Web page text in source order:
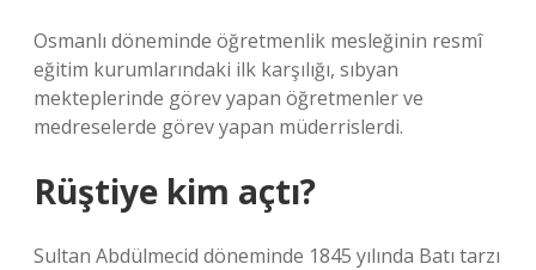
Osmanlı döneminde öğretmenlik mesleğinin resmî
eğitim kurumlarındaki ilk karşılığı, sıbyan
mekteplerinde görev yapan öğretmenler ve
medreselerde görev yapan müderrislerdi.
Rüştiye kim açtı?
Sultan Abdülmecid döneminde 1845 yılında Batı tarzı